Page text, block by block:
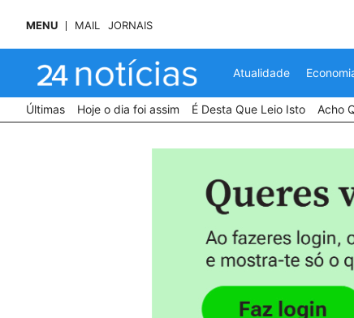
MENU MAIL JORNAIS
Atualidade
Últimas Hoje o dia foi assim É Desta Que Leio Isto Acho